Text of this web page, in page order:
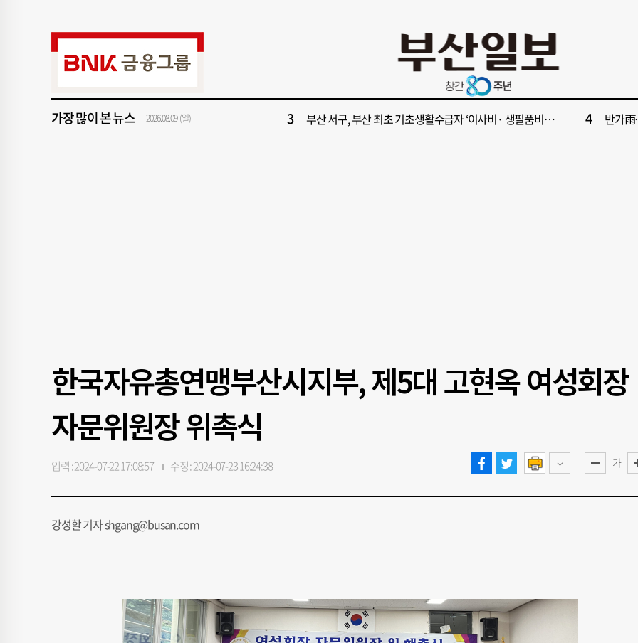
가장 많이 본 뉴스 2026.08.09 (일)
신청사 부산 동구 확정 이유…부지 용이성·접근성·집적 가능성이 운명 갈랐다 [해수부 북항 시대] [부산
해수부 신청사, 북항 재개발 부지 복합항만지구 확정 [부산
3 부산 서구, 부산 최초 기초생활수급자 ‘이사비· 생필품비’ 지원 4 반가
한국자유총연맹부산시지부, 제5대 고현옥 여성회장
자문위원장 위촉식
가
입력 : 2024-07-22 17:08:57 수정 : 2024-07-23 16:24:38
강성할 기자 shgang@busan.com